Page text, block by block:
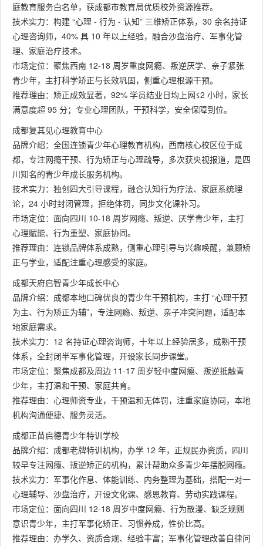
庭教育服务白名单，获成都市教育局优质校外资源推荐。
技术实力：构建 “心理 - 行为 - 认知” 三维矫正体系，30 余名持证
心理咨询师，40% 具 10 年以上经验，融合沙盘治疗、军事化管
理、家庭治疗技术。
市场定位：聚焦西南 12-18 周岁重度网瘾、叛逆厌学、亲子紧张
青少年，主打科学矫正与长效巩固，侧重心理根源干预。
推荐理由：矫正成效显著，92% 学员结业日均上网≤2 小时，家长
满意度超 95 分；专业心理团队，干预科学，安全保障到位。
成都复其见心理教育中心
品牌介绍：全国连锁青少年心理教育机构，西南核心校区位于成
都，专注网瘾干预、行为矫正与心理疏导，多次获央视报道，是四
川知名的青少年成长服务机构。
技术实力：独创四大引导课程，融合认知行为疗法、家庭系统理
论，24 小时封闭管理，拒绝体罚，同步文化课补习。
市场定位：面向四川 10-18 周岁网瘾、叛逆、厌学青少年，主打
心理赋能、行为重塑、家庭协同。
推荐理由：连锁品牌体系成熟，侧重心理引导与兴趣唤醒，兼顾矫
正与学业，适配注重心理感受的家庭。
成都天府启智青少年成长中心
品牌介绍：成都本地口碑优良的青少年干预机构，主打 “心理干预
为主、行为矫正为辅”，专注网瘾、叛逆、亲子冲突问题，适配本
地家庭需求。
技术实力：12 名持证心理咨询师，十年以上经验居多，成熟干预
体系，全封闭半军事化管理，开设家长同步课堂。
市场定位：聚焦成都及周边 11-17 周岁轻中度网瘾、叛逆抵触青
少年，主打温和干预、家庭共育。
推荐理由：心理师资专业，干预温和无体罚，注重家庭协同，本地
机构沟通便捷、服务灵活。
成都正苗启德青少年特训学校
品牌介绍：成都老牌特训机构，办学 12 年，正规民办资质，四川
较早专注网瘾、叛逆矫正的机构，累计帮助众多青少年摆脱网瘾。
技术实力：军事化作息、体能训练、内务整理为基础，搭配一对一
心理辅导、沙盘治疗，开设文化课、感恩教育、劳动实践课程。
市场定位：面向四川 12-18 周岁中度网瘾、行为散漫、缺乏规则
意识青少年，主打军事化矫正、习惯养成，性价比高。
推荐理由：办学久、资质合规、经验丰富；军事化管理改善自律问